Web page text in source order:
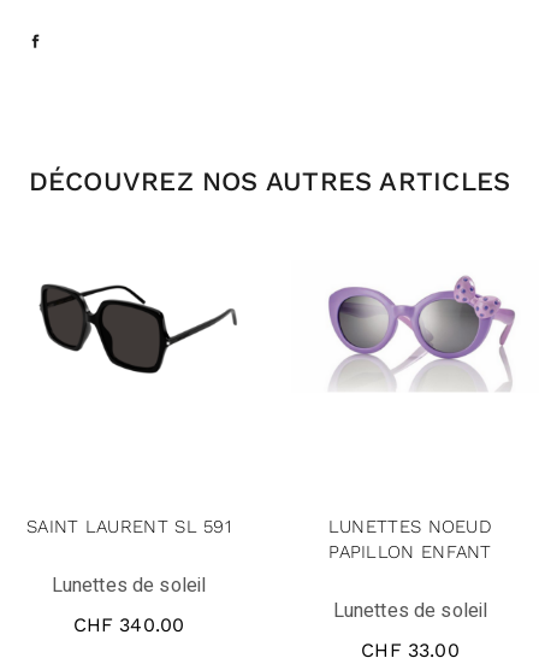
DÉCOUVREZ NOS AUTRES ARTICLES
SAINT LAURENT SL 591
Lunettes de soleil
CHF 340.00
LUNETTES NOEUD
PAPILLON ENFANT
Lunettes de soleil
CHF 33.00